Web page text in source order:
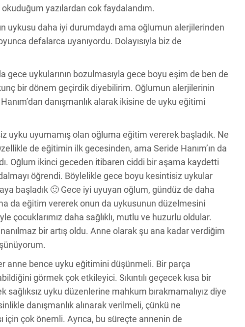
yazılardan cok faydalandım.
uykusu daha iyi durumdaydı ama oğlumun alerjilerinden
defalarca uyanıyordu. Dolayısıyla biz de
gece uykularının bozulmasıyla gece boyu eşim de ben de
bir dönem geçirdik diyebilirim. Oğlumun alerjilerinin
danışmanlık alarak ikisine de uyku eğitimi
uyku uyumamış olan oğluma eğitim vererek başladık. Ne
de eğitimin ilk gecesinden, ama Seride Hanım’ın da
Oğlum ikinci geceden itibaren ciddi bir aşama kaydetti
öğrendi. Böylelikle gece boyu kesintisiz uykular
başladık 🙂 Gece iyi uyuyan oğlum, gündüz de daha
da eğitim vererek onun da uykusunun düzelmesini
çocuklarımız daha sağlıklı, mutlu ve huzurlu oldular.
bir artış oldu. Anne olarak şu ana kadar verdiğim
anne bence uyku eğitimini düşünmeli. Bir parça
görmek çok etkileyici. Sıkıntılı geçecek kısa bir
sağlıksız uyku düzenlerine mahkum bırakmamalıyız diye
danışmanlık alınarak verilmeli, çünkü ne
için çok önemli. Ayrıca, bu süreçte annenin de